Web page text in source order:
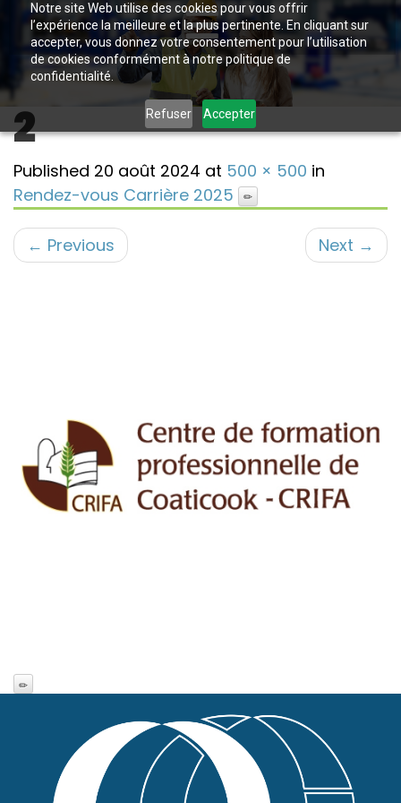
Notre site Web utilise des cookies pour vous offrir
l’expérience la meilleure et la plus pertinente. En cliquant sur
accepter, vous donnez votre consentement pour l’utilisation
de cookies conformément à notre politique de
confidentialité.
Refuser Accepter
2
Published 20 août 2024 at 500 × 500 in
Rendez-vous Carrière 2025
← Previous Next →